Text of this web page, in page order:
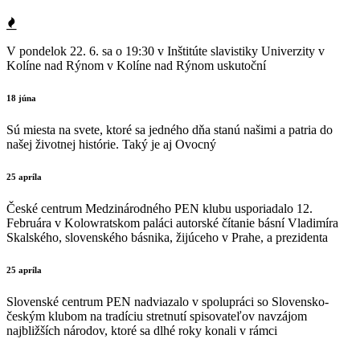
V pondelok 22. 6. sa o 19:30 v Inštitúte slavistiky Univerzity v
Kolíne nad Rýnom v Kolíne nad Rýnom uskutoční
18 júna
Sú miesta na svete, ktoré sa jedného dňa stanú našimi a patria do
našej životnej histórie. Taký je aj Ovocný
25 apríla
České centrum Medzinárodného PEN klubu usporiadalo 12.
Februára v Kolowratskom paláci autorské čítanie básní Vladimíra
Skalského, slovenského básnika, žijúceho v Prahe, a prezidenta
25 apríla
Slovenské centrum PEN nadviazalo v spolupráci so Slovensko-
českým klubom na tradíciu stretnutí spisovateľov navzájom
najbližších národov, ktoré sa dlhé roky konali v rámci